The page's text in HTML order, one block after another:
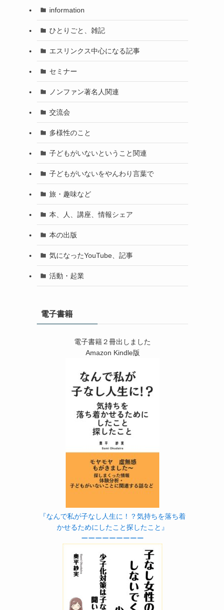
information
ひとりごと、雑記
エスリンクス中心になる記事
セミナー
ノンファン著名人関連
交流会
多様性のこと
子どもがいないということ関連
子どもがいないをやんわり言葉で
旅・趣味など
本、人、講座、情報シェア
本の出版
気になったYouTube、記事
活動・起業
電子書籍
電子書籍２冊出しました
Amazon Kindle版
『なんで私が子なし人生に！？気持ちを落ち着
かせるためにしたこと探したこと』
ーーーーーーーーー